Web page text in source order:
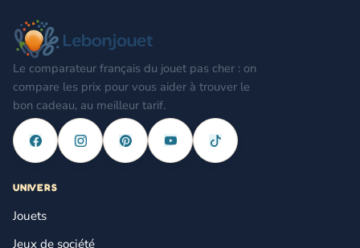
Le comparateur français du jouet pas cher : on
compare les prix pour vous aider à trouver le
bon cadeau, au meilleur tarif.
UNIVERS
Jouets
Jeux de société